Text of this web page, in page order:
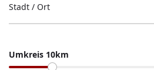
Stadt / Ort
Umkreis 10km